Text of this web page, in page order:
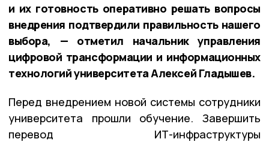
и их готовность оперативно решать вопросы
внедрения подтвердили правильность нашего
выбора, — отметил начальник управления
цифровой трансформации и информационных
технологий университета Алексей Гладышев.
Перед внедрением новой системы сотрудники
университета прошли обучение. Завершить
перевод ИТ-инфраструктуры